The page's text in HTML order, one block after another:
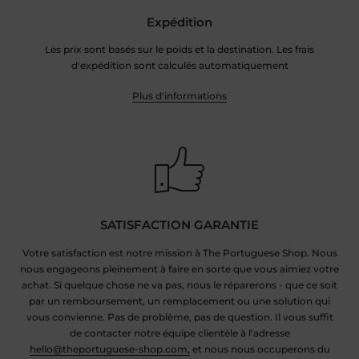
Expédition
Les prix sont basés sur le poids et la destination. Les frais
d'expédition sont calculés automatiquement
Plus d'informations
SATISFACTION GARANTIE
Votre satisfaction est notre mission à The Portuguese Shop. Nous
nous engageons pleinement à faire en sorte que vous aimiez votre
achat. Si quelque chose ne va pas, nous le réparerons - que ce soit
par un remboursement, un remplacement ou une solution qui
vous convienne. Pas de problème, pas de question. Il vous suffit
de contacter notre équipe clientèle à l'adresse
hello@theportuguese-shop.com, et nous nous occuperons du